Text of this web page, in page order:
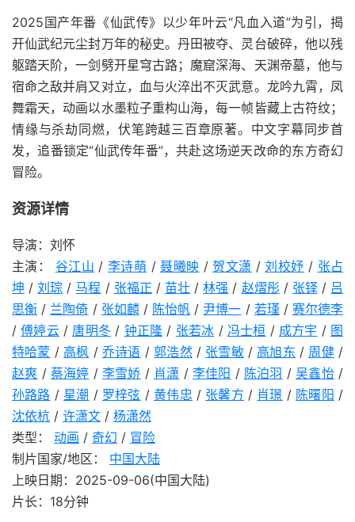
2025国产年番《仙武传》以少年叶云“凡血入道”为引，揭
开仙武纪元尘封万年的秘史。丹田被夺、灵台破碎，他以残
躯踏天阶，一剑劈开星穹古路；魔窟深海、天渊帝墓，他与
宿命之敌并肩又对立，血与火淬出不灭武意。龙吟九霄，凤
舞霜天，动画以水墨粒子重构山海，每一帧皆藏上古符纹；
情缘与杀劫同燃，伏笔跨越三百章原著。中文字幕同步首
发，追番锁定“仙武传年番”，共赴这场逆天改命的东方奇幻
冒险。
资源详情
导演：刘怀
主演： 谷江山 / 李诗萌 /聂曦映 /贺文潇 /刘校妤 / 张占
坤 /刘琮 / 马程 / 张福正 / 苗壮 /林强 / 赵熠彤/ 张铎/ 吕
思衡 / 兰陶倚 / 张如麟/ 陈怡帆 /尹博一 / 若瑾/ 赛尔德李
/傅婷云/ 唐明冬 / 钟正隆 / 张若冰 / 冯士桓 / 成方宇 / 图
特哈蒙 / 高枫 / 乔诗语 /郭浩然/ 张雪敏/ 高旭东 / 周健/
赵爽 / 蔡海婷 / 李雪娇 / 肖潇 / 李佳阳 / 陈泊羽 /吴鑫怡/
孙路路 / 星潮 / 罗梓弦 /黄伟忠 / 张馨方 / 肖璟 / 陈曙阳 /
沈依杭 / 许潇文 / 杨潇然
类型： 动画 / 奇幻 / 冒险
制片国家/地区： 中国大陆
上映日期：2025-09-06(中国大陆)
片长：18分钟